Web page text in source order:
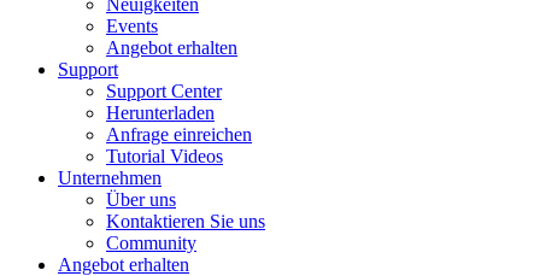
Neuigkeiten
Events
Angebot erhalten
Support
Support Center
Herunterladen
Anfrage einreichen
Tutorial Videos
Unternehmen
Über uns
Kontaktieren Sie uns
Community
Angebot erhalten